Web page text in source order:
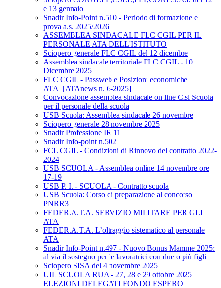
e 13 gennaio
Snadir Info-Point n.510 - Periodo di formazione e
prova a.s. 2025/2026
ASSEMBLEA SINDACALE FLC CGIL PER IL
PERSONALE ATA DELL'ISTITUTO
Sciopero generale FLC CGIL del 12 dicembre
Assemblea sindacale territoriale FLC CGIL - 10
Dicembre 2025
FLC CGIL - Passweb e Posizioni economiche
ATA_[ATAnews n. 6-2025]
Convocazione assemblea sindacale on line Cisl Scuola
per il personale della scuola
USB Scuola: Assemblea sindacale 26 novembre
Sciopero generale 28 novembre 2025
Snadir Professione IR 11
Snadir Info-point n.502
FCL CGIL - Condizioni di Rinnovo del contratto 2022-
2024
USB SCUOLA - Assemblea online 14 novembre ore
17-19
USB P. I. - SCUOLA - Contratto scuola
USB Scuola: Corso di preparazione al concorso
PNRR3
FEDER.A.T.A. SERVIZIO MILITARE PER GLI
ATA
FEDER.A.T.A. L’oltraggio sistematico al personale
ATA
Snadir Info-Point n.497 - Nuovo Bonus Mamme 2025:
al via il sostegno per le lavoratrici con due o più figli
Sciopero SISA del 4 novembre 2025
UIL SCUOLA RUA - 27, 28 e 29 ottobre 2025
ELEZIONI DELEGATI FONDO ESPERO